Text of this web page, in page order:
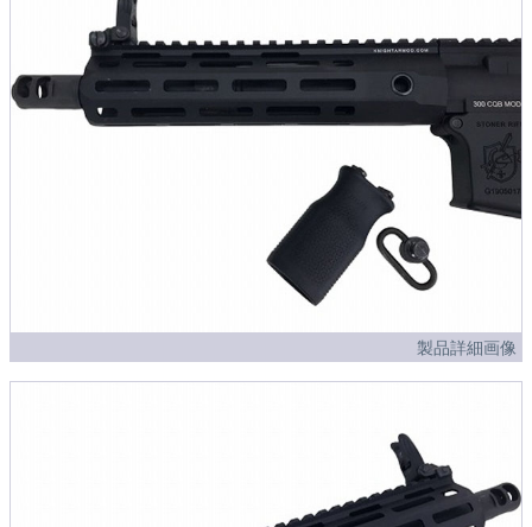
製品詳細画像